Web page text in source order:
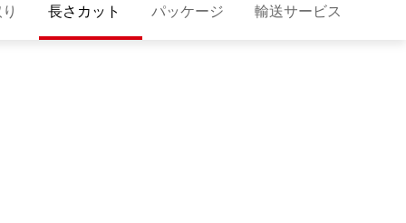
長さカット パッケージ 輸送サービス